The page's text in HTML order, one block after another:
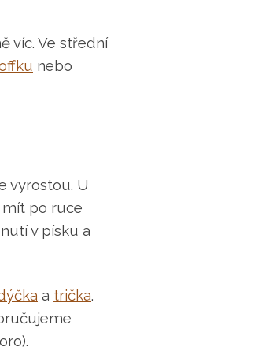
víc. Ve střední
nebo
vyrostou. U
mít po ruce
v písku a
a trička.